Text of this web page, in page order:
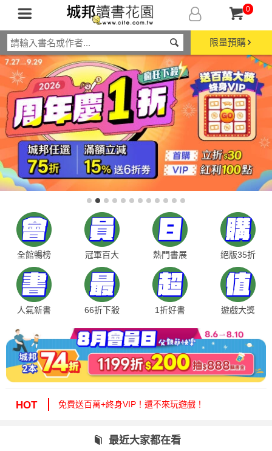
0
限量預購
全館暢榜 冠軍百大 熱門書展 絕版35折
人氣新書 66折下殺 1折好書 遊戲大獎
HOT
絕版35折，年度唯一！快來周年慶逛逛！
周年慶1折起！滿額再減15%送6折券！
最近大家都在看